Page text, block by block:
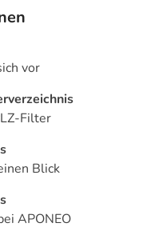
vor
Filter
Blick
APONEO